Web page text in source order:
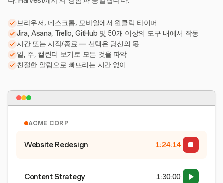
브라우저, 데스크톱, 모바일에서 원클릭 타이머
Jira, Asana, Trello, GitHub 및 50개 이상의 도구 내에서 작동
시간 또는 시작/종료 — 선택은 당신의 몫
일, 주, 캘린더 보기로 모든 것을 파악
친절한 알림으로 빠뜨리는 시간 없이
ACME CORP
Website Redesign 1:24:15
Content Strategy 1:30:00